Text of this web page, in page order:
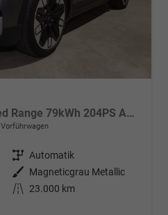
Limited Edition Extended Range 79kWh 204PS Automatik-el.AHK-Wärmepumpe-AppleCarPlay-AndroidAuto-Klimaautomatik-Winterpaket-Kamera-2xPDC-Keyless-21''-sofort
Vorführwagen
Getriebe Automatik
Außenfarbe
Magneticgrau Metallic
Kilometerstand
23.000 km